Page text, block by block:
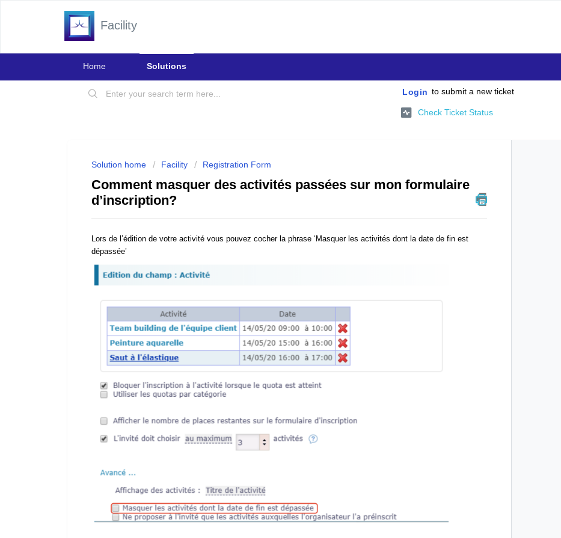
Facility
Home Solutions
Login to submit a new ticket
Check Ticket Status
Solution home Facility Registration Form
Comment masquer des activités passées sur mon formulaire
d’inscription?
Lors de l’édition de votre activité vous pouvez cocher la phrase ‘Masquer les activités dont la date de fin est
dépassée’